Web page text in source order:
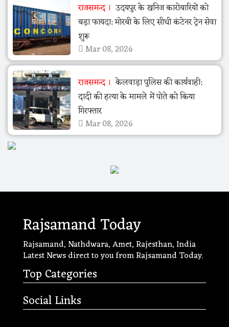
राजसमन्द
उदयपुर के खनिज कारोबारियों को
बड़ा फायदा: मोरबी के लिए सीधी कंटेनर ट्रेन सेवा
शुरू
Mar 08, 2026
राजसमन्द
केलवाड़ा पुलिस की कार्यवाही:
दादी की हत्या के मामले में पोते को किया
गिरफ्तार
Mar 08, 2026
Rajsamand Today
Rajsamand, Nathdwara, Amet, Rajesthan, India
Latest News direct to you from Rajsamand Today.
Top Categories
Social Links